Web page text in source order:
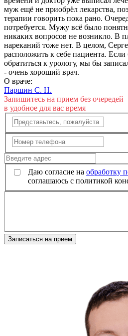
муж ещё не приобрёл лекарства,
терапии говорить пока рано.
потребуется. Мужу всё было
никаких вопросов не возникло. В
нареканий тоже нет. В целом,
расположить к себе пациента.
обратиться к урологу, мы бы
- очень хороший врач.
О враче:
Паршин С. Н.
Запишитесь на прием без очередей
в удобное для вас время
Даю согласие на обработку
соглашаюсь с политикой
Записаться на прием